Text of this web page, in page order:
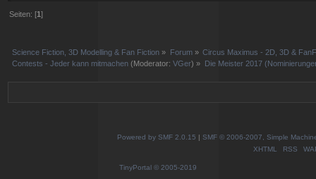
Seiten: [1]
Science Fiction, 3D Modelling & Fan Fiction » Forum» Circus Maximus - 2D, 3D &
Contests - Jeder kann mitmachen (Moderator:VGer) » Die Meister 2017
Powered by SMF 2.0.15 | SMF © 2006-2007, Simple
XHTML
RSS
TinyPortal © 2005-2019